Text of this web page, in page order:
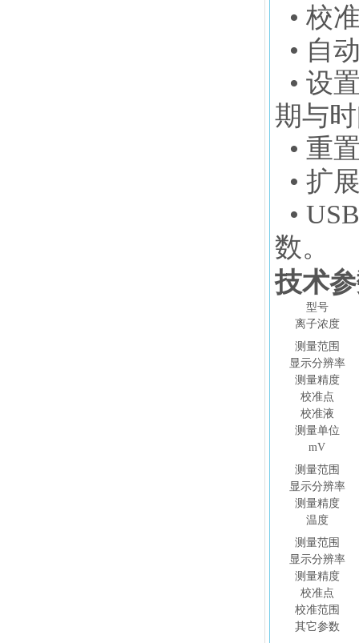
• 校
• 自
• 设
期与
• 重
• 扩
•
数。
技术
型号
离子浓度
测量范围
显示分辨率
测量精度
校准点
校准液
测量单位
mV
测量范围
显示分辨率
测量精度
温度
测量范围
显示分辨率
测量精度
校准点
校准范围
其它参数